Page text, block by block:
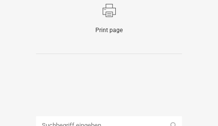
Print page